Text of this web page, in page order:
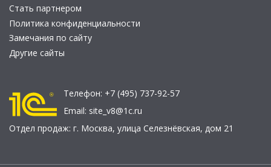
Стать партнером
Политика конфиденциальности
Замечания по сайту
Другие сайты
Телефон: +7 (495) 737-92-57
Email: site_v8@1c.ru
Отдел продаж: г. Москва, улица Селезнёвская, дом 21